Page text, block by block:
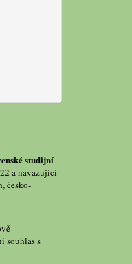
studijní
a navazující
česko-
souhlas s